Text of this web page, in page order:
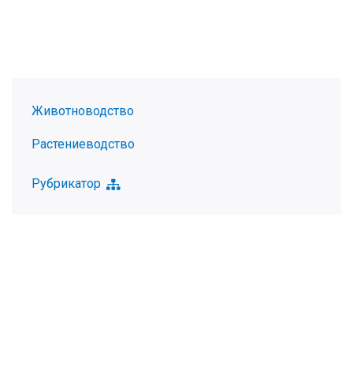
Животноводство
Растениеводство
Рубрикатор